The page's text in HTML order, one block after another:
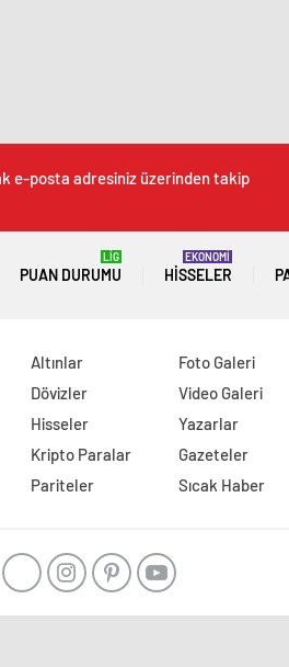
e-posta adresiniz üzerinden takip
PUAN DURUMU
LİG
HISSELER
EKONOMİ
Altınlar
Dövizler
Hisseler
Kripto Paralar
Pariteler
Foto Galeri
Video Galeri
Yazarlar
Gazeteler
Sıcak Haber